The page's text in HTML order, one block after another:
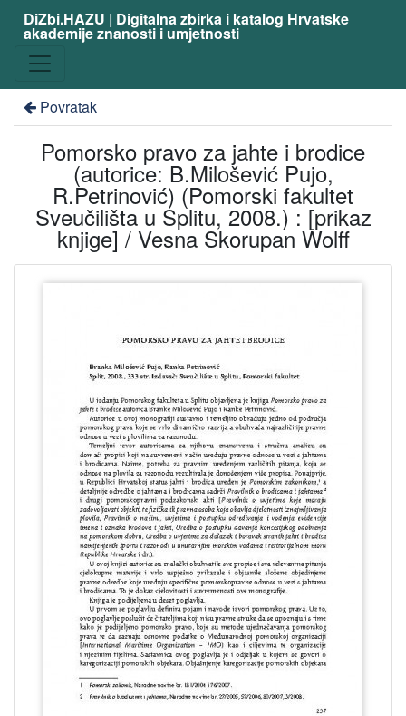
DiZbi.HAZU | Digitalna zbirka i katalog Hrvatske
akademije znanosti i umjetnosti
Povratak
Pomorsko pravo za jahte i brodice
(autorice: B.Milošević Pujo,
R.Petrinović) (Pomorski fakultet
Sveučilišta u Splitu, 2008.) : [prikaz
knjige] / Vesna Skorupan Wolff